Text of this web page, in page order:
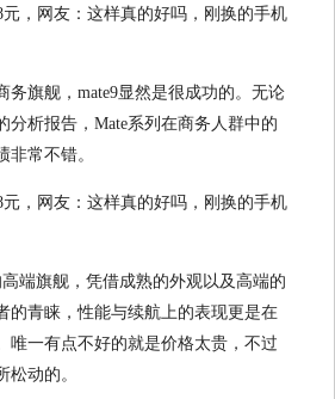
务旗舰，mate9显然是很成功的。无论
分析报告，Mate系列在商务人群中的
非常不错。
端旗舰，凭借成熟的外观以及高端的
的青睐，性能与续航上的表现更是在
唯一有点不好的就是价格太贵，不过
松动的。